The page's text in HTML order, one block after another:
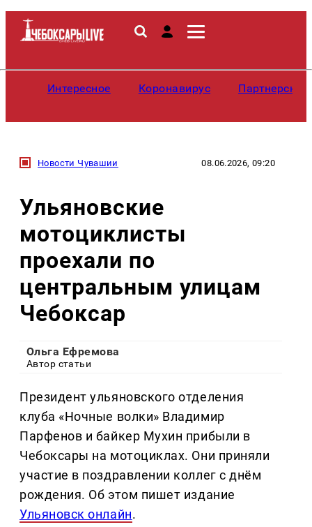
Интересное Коронавирус
Новости Чувашии 08.06.2026, 09:20
Ульяновские
мотоциклисты
проехали по
центральным улицам
Чебоксар
Ольга Ефремова
Автор статьи
Президент ульяновского отделения
клуба «Ночные волки» Владимир
Парфенов и байкер Мухин прибыли в
Чебоксары на мотоциклах. Они приняли
участие в поздравлении коллег с днём
рождения. Об этом пишет издание
Ульяновск онлайн.